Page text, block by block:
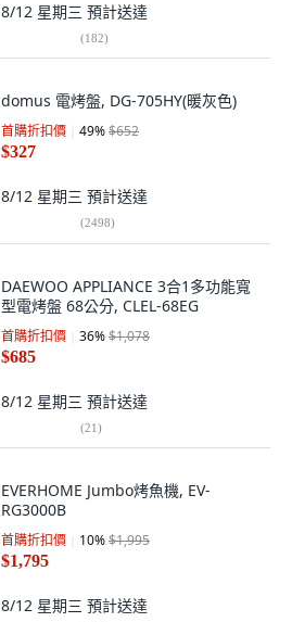
8/12 星期三 預計送達
(182)
domus 電烤盤, DG-705HY(暖灰色)
首購折扣價 49%$652
$327
8/12 星期三 預計送達
(2498)
DAEWOO APPLIANCE 3合1多功能寬
型電烤盤 68公分, CLEL-68EG
首購折扣價 36%$1,078
$685
8/12 星期三 預計送達
(21)
EVERHOME Jumbo烤魚機, EV-
RG3000B
首購折扣價 10%$1,995
$1,795
8/12 星期三 預計送達